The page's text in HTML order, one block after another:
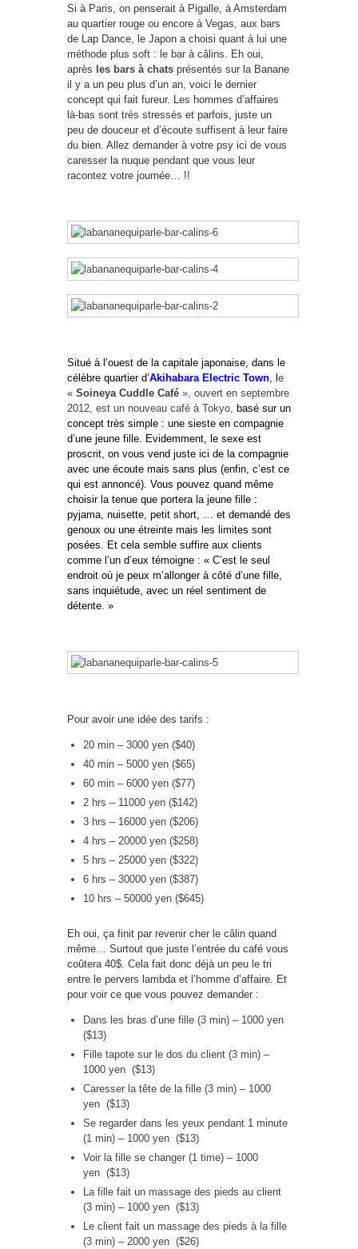
Si à Paris, on penserait à Pigalle, à Amsterdam
au quartier rouge ou encore à Vegas, aux bars
de Lap Dance, le Japon a choisi quant à lui une
méthode plus soft : le bar à câlins. Eh oui,
après les bars à chats présentés sur la Banane
il y a un peu plus d’un an, voici le dernier
concept qui fait fureur. Les hommes d’affaires
là-bas sont très stressés et parfois, juste un
peu de douceur et d’écoute suffisent à leur faire
du bien. Allez demander à votre psy ici de vous
caresser la nuque pendant que vous leur
racontez votre journée… !!
Situé à l’ouest de la capitale japonaise, dans le
célèbre quartier d’Akihabara Electric Town, l e
« Soineya Cuddle Café », ouvert en septembre
2012, est un nouveau café à Tokyo, basé sur un
concept très simple : une sieste en compagnie
d’une jeune fille. Evidemment, le sexe est
proscrit, on vous vend juste ici de la compagnie
avec une écoute mais sans plus (enfin, c’est ce
qui est annoncé). Vous pouvez quand même
choisir la tenue que portera la jeune fille :
pyjama, nuisette, petit short, … et demandé des
genoux ou une étreinte mais les limites sont
posées. Et cela semble suffire aux clients
comme l’un d’eux témoigne : « C’est le seul
endroit où je peux m’allonger à côté d’une fille,
sans inquiétude, avec un réel sentiment de
détente. »
Pour avoir une idée des tarifs :
20 min – 3000 yen ($40)
40 min – 5000 yen ($65)
60 min – 6000 yen ($77)
2 hrs – 11000 yen ($142)
3 hrs – 16000 yen ($206)
4 hrs – 20000 yen ($258)
5 hrs – 25000 yen ($322)
6 hrs – 30000 yen ($387)
10 hrs – 50000 yen ($645)
Eh oui, ça finit par revenir cher le câlin quand
même… Surtout que juste l’entrée du café vous
coûtera 40$. Cela fait donc déjà un peu le tri
entre le pervers lambda et l’homme d’affaire. Et
pour voir ce que vous pouvez demander :
Dans les bras d’une fille (3 min) – 1000 yen
($13)
Fille tapote sur le dos du client (3 min) –
1000 yen ($13)
Caresser la tête de la fille (3 min) – 1000
yen ($13)
Se regarder dans les yeux pendant 1 minute
(1 min) – 1000 yen ($13)
Voir la fille se changer (1 time) – 1000
yen ($13)
La fille fait un massage des pieds au client
(3 min) – 1000 yen ($13)
Le client fait un massage des pieds à la fille
(3 min) – 2000 yen ($26)